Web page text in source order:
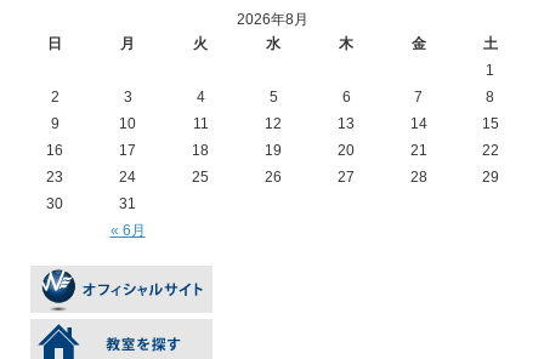
2026年8月
日
月 火 水 木 金 土
« 6月
1
2
3 4 5 6 7
8
9
10 11 12 13 14
15
16
17 18 19 20 21
22
23
24 25 26 27 28
29
30
31